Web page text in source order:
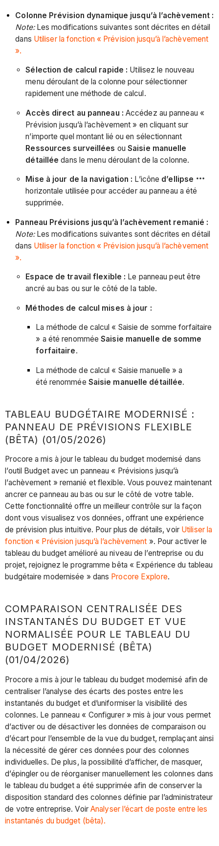
Colonne Prévision dynamique jusqu’à l’achèvement :
Note:Les modifications suivantes sont décrites en détail
dans Utiliser la fonction « Prévision jusqu’à l’achèvement
».
Sélection de calcul rapide : Utilisez le nouveau
menu déroulant de la colonne pour sélectionner
rapidement une méthode de calcul.
Accès direct au panneau : Accédez au panneau «
Prévision jusqu’à l’achèvement » en cliquant sur
n’importe quel montant lié ou en sélectionnant
Ressources surveillées ou Saisie manuelle
détaillée dans le menu déroulant de la colonne.
Mise à jour de la navigation : L’icône d’ellipse
horizontale utilisée pour accéder au panneau a été
supprimée.
Panneau Prévisions jusqu’à l’achèvement remanié :
Note:Les modifications suivantes sont décrites en détail
dans Utiliser la fonction « Prévision jusqu’à l’achèvement
».
Espace de travail flexible : Le panneau peut être
ancré au bas ou sur le côté de la table.
Méthodes de calcul mises à jour :
La méthode de calcul « Saisie de somme forfaitaire
» a été renomméeSaisie manuelle de somme
forfaitaire.
La méthode de calcul « Saisie manuelle » a
été renommée Saisie manuelle détaillée.
TABLEAU BUDGÉTAIRE MODERNISÉ :
PANNEAU DE PRÉVISIONS FLEXIBLE
(BÊTA) (01/05/2026)
Procore a mis à jour le tableau du budget modernisé dans
l’outil Budget avec un panneau « Prévisions jusqu’à
l’achèvement » remanié et flexible. Vous pouvez maintenant
ancrer ce panneau au bas ou sur le côté de votre table.
Cette fonctionnalité offre un meilleur contrôle sur la façon
dont vous visualisez vos données, offrant une expérience
de prévision plus intuitive. Pour plus de détails, voir Utiliser la
fonction « Prévision jusqu’à l’achèvement ». Pour activer le
tableau du budget amélioré au niveau de l’entreprise ou du
projet, rejoignez le programme bêta « Expérience du tableau
budgétaire modernisée » dans Procore Explore.
COMPARAISON CENTRALISÉE DES
INSTANTANÉS DU BUDGET ET VUE
NORMALISÉE POUR LE TABLEAU DU
BUDGET MODERNISÉ (BÊTA)
(01/04/2026)
Procore a mis à jour le tableau du budget modernisé afin de
centraliser l’analyse des écarts des postes entre les
instantanés du budget et d’uniformiser la visibilité des
colonnes. Le panneau « Configurer » mis à jour vous permet
d’activer ou de désactiver les données de comparaison ou
d’écart pour l’ensemble de la vue du budget, remplaçant ainsi
la nécessité de gérer ces données pour des colonnes
individuelles. De plus, la possibilité d’afficher, de masquer,
d’épingler ou de réorganiser manuellement les colonnes dans
le tableau du budget a été supprimée afin de conserver la
disposition standard des colonnes définie par l’administrateur
de votre entreprise. Voir Analyser l’écart de poste entre les
instantanés du budget (bêta).